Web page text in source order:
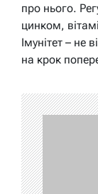
про нього.
цинком,
Імунітет – не
на крок